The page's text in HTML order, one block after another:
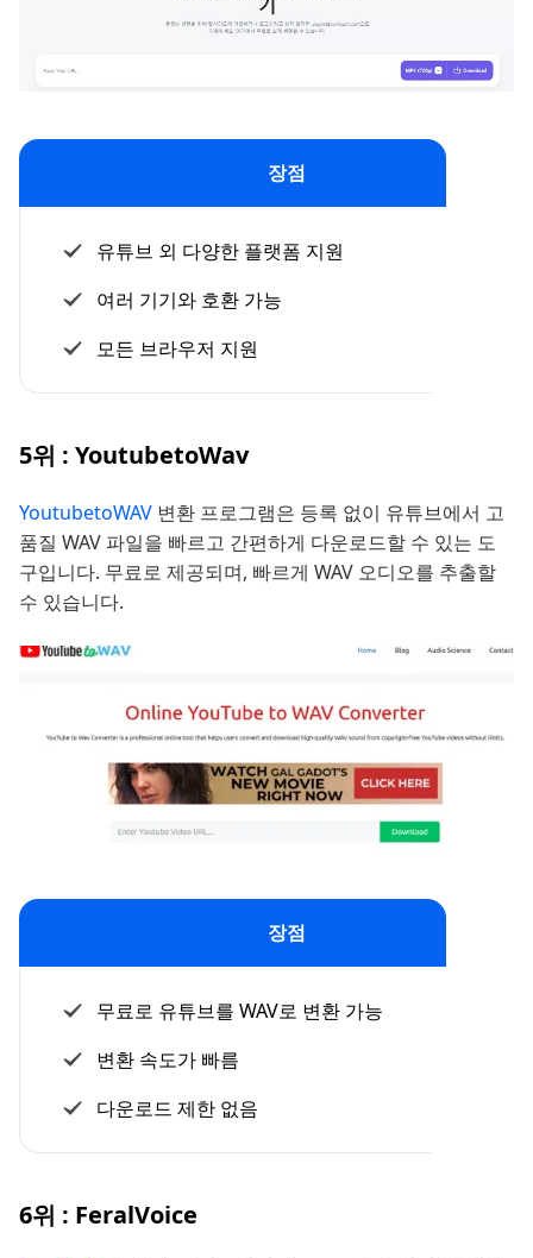
장점
유튜브 외 다양한 플랫폼 지원
여러 기기와 호환 가능
모든 브라우저 지원
5위 : YoutubetoWav
YoutubetoWAV 변환 프로그램은 등록 없이 유튜브에서 고
품질 WAV 파일을 빠르고 간편하게 다운로드할 수 있는 도
구입니다. 무료로 제공되며, 빠르게 WAV 오디오를 추출할
수 있습니다.
장점
무료로 유튜브를 WAV로 변환 가능
변환 속도가 빠름
다운로드 제한 없음
6위 : FeralVoice